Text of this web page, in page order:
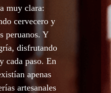
muy clara:
cervecero y
peruanos. Y
disfrutando
cada paso. En
apenas
artesanales